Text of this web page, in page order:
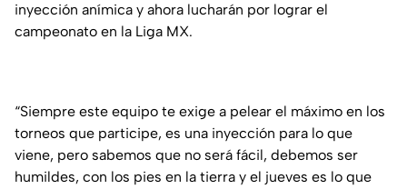
inyección anímica y ahora lucharán por lograr el
campeonato en la Liga MX.
“Siempre este equipo te exige a pelear el máximo en los
torneos que participe, es una inyección para lo que
viene, pero sabemos que no será fácil, debemos ser
humildes, con los pies en la tierra y el jueves es lo que